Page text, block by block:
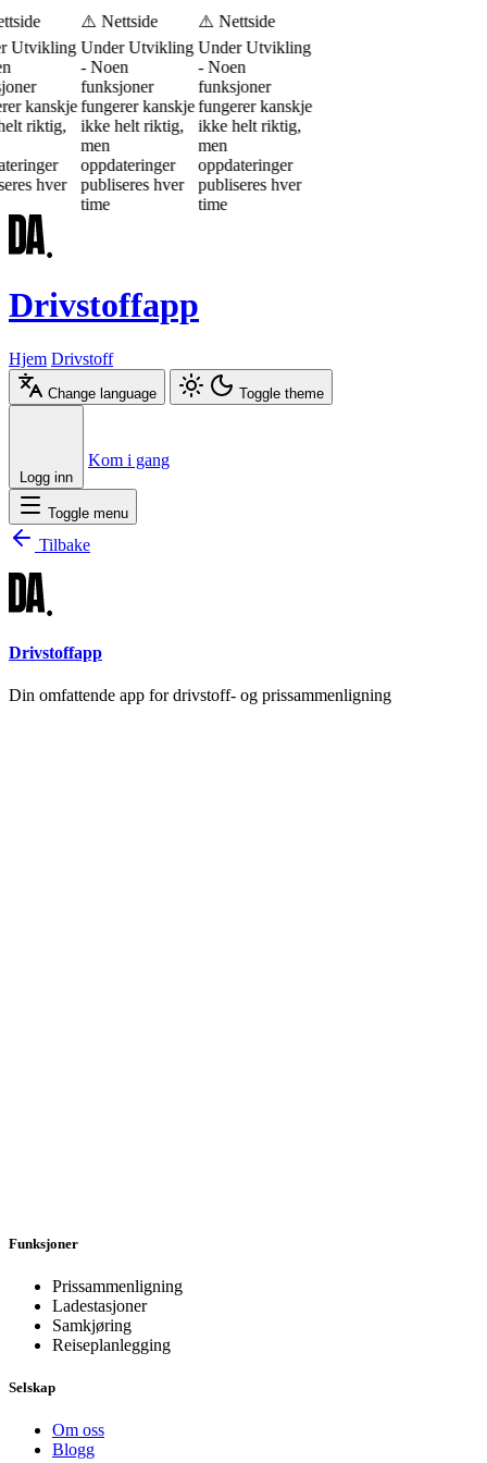
Utvikling
kanskje
riktig,
hver
⚠️ Nettside
Under Utvikling
- Noen
funksjoner
fungerer kanskje
ikke helt riktig,
men
oppdateringer
publiseres hver
time
⚠️ Nettside
Under Utvikling
- Noen
funksjoner
fungerer kanskje
ikke helt riktig,
men
oppdateringer
publiseres hver
time
Drivstoffapp
Hjem Drivstoff
Change language Toggle theme
Logg inn
Kom i gang
Toggle menu
Tilbake
Drivstoffapp
Din omfattende app for drivstoff- og prissammenligning
Funksjoner
Prissammenligning
Ladestasjoner
Samkjøring
Reiseplanlegging
Selskap
Om oss
Blogg